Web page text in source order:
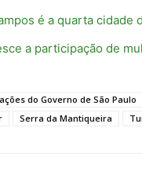
é a quarta cidade
a participação de
do Governo de São Paulo
Serra da Mantiqueira